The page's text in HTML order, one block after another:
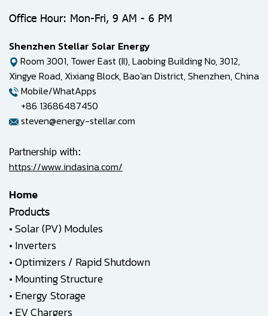
Office Hour: Mon-Fri, 9 AM - 6 PM
Shenzhen Stellar Solar Energy
Room 3001, Tower East (II), Laobing Building No, 3012,
Xingye Road, Xixiang Block, Bao'an District, Shenzhen, China
Mobile/WhatApps
+86 13686487450
steven@energy-stellar.com
Partnership with:
https://www.indasina.com/
Home
Products
•Solar (PV) Modules
• Inverters
•Optimizers / Rapid Shutdown
• Mounting Structure
• Energy Storage
• EV Chargers